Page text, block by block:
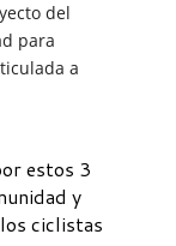
del
para
a
estos 3
y
ciclistas